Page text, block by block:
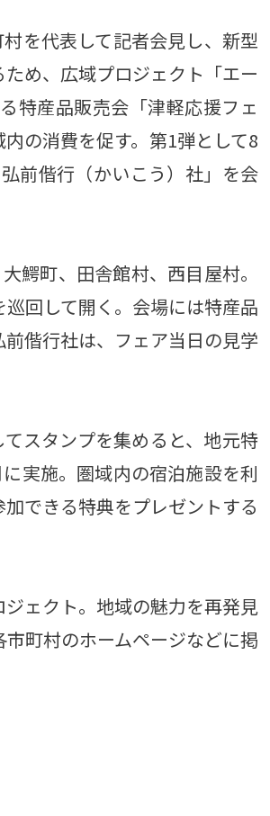
を代表して記者会見し、新型
め、広域プロジェクト「エー
特産品販売会「津軽応援フェ
の消費を促す。第1弾として8
前偕行（かいこう）社」を会
鰐町、田舎館村、西目屋村。
回して開く。会場には特産品
偕行社は、フェア当日の見学
スタンプを集めると、地元特
実施。圏域内の宿泊施設を利
できる特典をプレゼントする
ェクト。地域の魅力を再発見
町村のホームページなどに掲